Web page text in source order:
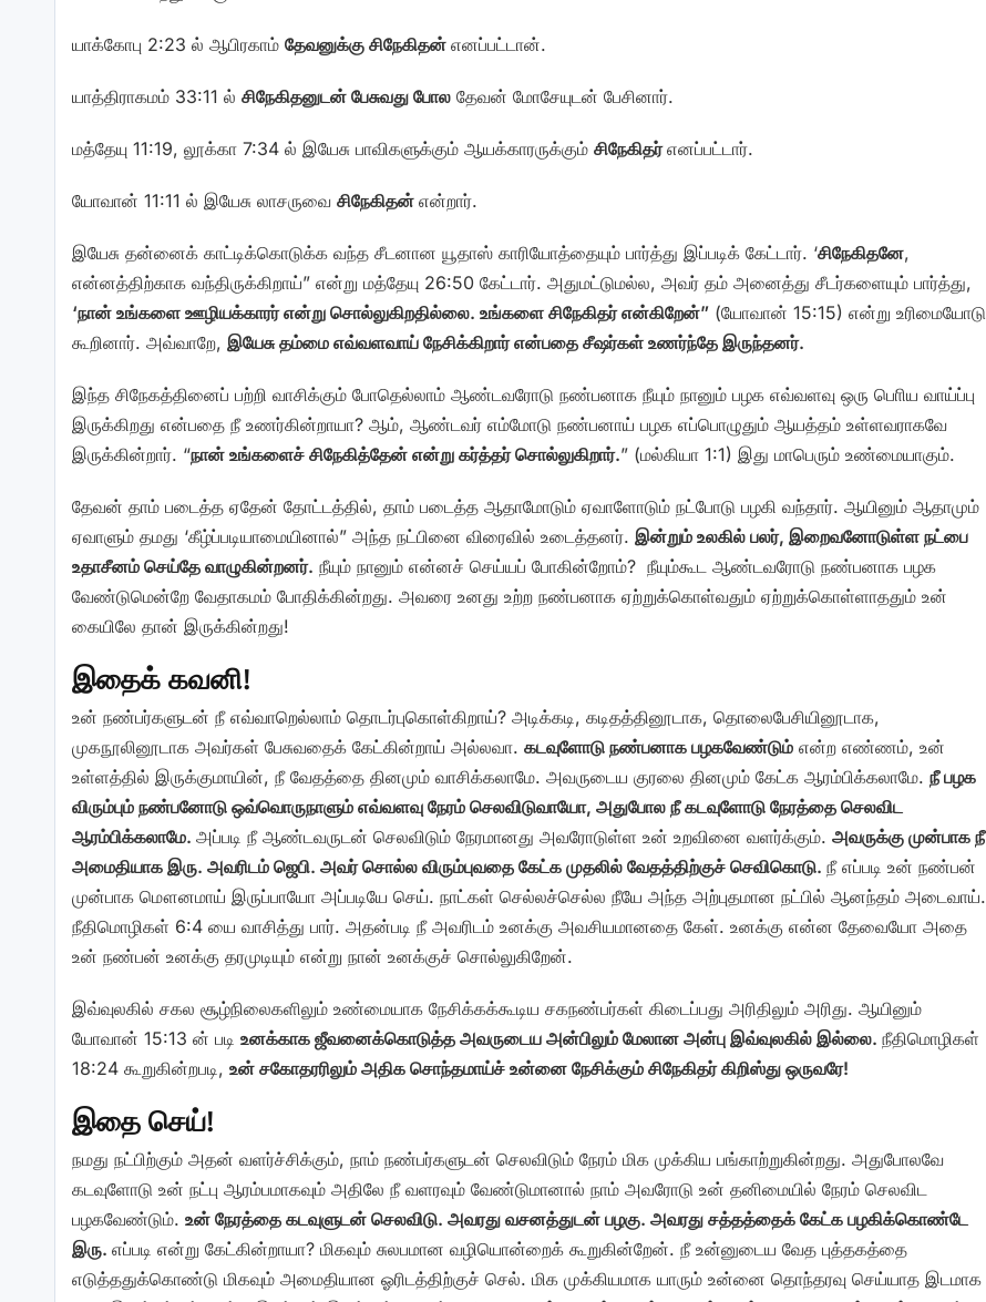
யாக்கோபு 2:23 ல் ஆபிரகாம் தேவனுக்கு சிநேகிதன் எனப்பட்டான்.
யாத்திராகமம் 33:11 ல் சிநேகிதனுடன் பேசுவது போல தேவன் மோசேயுடன் பேசினார்.
மத்தேயு 11:19, லூக்கா 7:34 ல் இயேசு பாவிகளுக்கும் ஆயக்காரருக்கும் சிநேகிதர்எனப்பட்டார்.
யோவான் 11:11 ல் இயேசு லாசருவை சிநேகிதன் என்றார்.
இயேசு தன்னைக் காட்டிக்கொடுக்க வந்த சீடனான யூதாஸ் காரியோத்தையும் பார்த்து இப்படிக் கேட்டார். ‘சிநேகிதனே,
என்னத்திற்காக வந்திருக்கிறாய்” என்று மத்தேயு 26:50 கேட்டார். அதுமட்டுமல்ல, அவர் தம் அனைத்து சீடர்களையும் பார்த்து,
‘நான் உங்களை ஊழியக்காரர் என்று சொல்லுகிறதில்லை. உங்களை சிநேகிதர் என்கிறேன்” (யோவான் 15:15) என்று உரிமையோடு
கூறினார். அவ்வாறே, இயேசு தம்மை எவ்வளவாய் நேசிக்கிறார் என்பதை சீஷர்கள் உணர்ந்தே இருந்தனர்.
இந்த சிநேகத்தினைப் பற்றி வாசிக்கும் போதெல்லாம் ஆண்டவரோடு நண்பனாக நீயும் நானும் பழக எவ்வளவு ஒரு பொிய வாய்ப்பு
இருக்கிறது என்பதை நீ உணர்கின்றாயா? ஆம், ஆண்டவர் எம்மோடு நண்பனாய் பழக எப்பொழுதும் ஆயத்தம் உள்ளவராகவே
இருக்கின்றார். “நான் உங்களைச் சிநேகித்தேன் என்று கர்த்தர் சொல்லுகிறார்.” (மல்கியா 1:1) இது மாபெரும் உண்மையாகும்.
தேவன் தாம் படைத்த ஏதேன் தோட்டத்தில், தாம் படைத்த ஆதாமோடும் ஏவாளோடும் நட்போடு பழகி வந்தார். ஆயினும் ஆதாமும்
ஏவாளும் தமது ‘கீழ்ப்படியாமையினால்” அந்த நட்பினை விரைவில் உடைத்தனர். இன்றும் உலகில் பலர், இறைவனோடுள்ள நட்பை
உதாசீனம் செய்தே வாழுகின்றனர். நீயும் நானும் என்னச் செய்யப் போகின்றோம்? நீயும்கூட ஆண்டவரோடு நண்பனாக பழக
வேண்டுமென்றே வேதாகமம் போதிக்கின்றது. அவரை உனது உற்ற நண்பனாக ஏற்றுக்கொள்வதும் ஏற்றுக்கொள்ளாததும் உன்
கையிலே தான் இருக்கின்றது!
இதைக் கவனி!
உன் நண்பர்களுடன் நீ எவ்வாறெல்லாம் தொடர்புகொள்கிறாய்? அடிக்கடி, கடிதத்தினூடாக, தொலைபேசியினூடாக,
முகநூலினூடாக அவர்கள் பேசுவதைக் கேட்கின்றாய் அல்லவா. கடவுளோடு நண்பனாக பழகவேண்டும் என்ற எண்ணம், உன்
உள்ளத்தில் இருக்குமாயின், நீ வேதத்தை தினமும் வாசிக்கலாமே. அவருடைய குரலை தினமும் கேட்க ஆரம்பிக்கலாமே. நீ பழக
விரும்பும் நண்பனோடு ஒவ்வொருநாளும் எவ்வளவு நேரம் செலவிடுவாயோ, அதுபோல நீ கடவுளோடு நேரத்தை செலவிட
ஆரம்பிக்கலாமே. அப்படி நீ ஆண்டவருடன் செலவிடும் நேரமானது அவரோடுள்ள உன் உறவினை வளர்க்கும். அவருக்கு முன்பாக நீ
அமைதியாக இரு. அவரிடம் ஜெபி. அவர் சொல்ல விரும்புவதை கேட்க முதலில் வேதத்திற்குச் செவிகொடு. நீ எப்படி உன் நண்பன்
முன்பாக மௌனமாய் இருப்பாயோ அப்படியே செய். நாட்கள் செல்லச்செல்ல நீயே அந்த அற்புதமான நட்பில் ஆனந்தம் அடைவாய்.
நீதிமொழிகள் 6:4 யை வாசித்து பார். அதன்படி நீ அவரிடம் உனக்கு அவசியமானதை கேள். உனக்கு என்ன தேவையோ அதை
உன் நண்பன் உனக்கு தரமுடியும் என்று நான் உனக்குச் சொல்லுகிறேன்.
இவ்வுலகில் சகல சூழ்நிலைகளிலும் உண்மையாக நேசிக்கக்கூடிய சகநண்பர்கள் கிடைப்பது அரிதிலும் அரிது. ஆயினும்
யோவான் 15:13 ன் படி உனக்காக ஜீவனைக்கொடுத்த அவருடைய அன்பிலும் மேலான அன்பு இவ்வுலகில் இல்லை. நீதிமொழிகள்
18:24 கூறுகின்றபடி, உன் சகோதரரிலும் அதிக சொந்தமாய்ச் உன்னை நேசிக்கும் சிநேகிதர் கிறிஸ்து ஒருவரே!
இதை செய்!
நமது நட்பிற்கும் அதன் வளர்ச்சிக்கும், நாம் நண்பர்களுடன் செலவிடும் நேரம் மிக முக்கிய பங்காற்றுகின்றது. அதுபோலவே
கடவுளோடு உன் நட்பு ஆரம்பமாகவும் அதிலே நீ வளரவும் வேண்டுமானால் நாம் அவரோடு உன் தனிமையில் நேரம் செலவிட
பழகவேண்டும். உன் நேரத்தை கடவுளுடன் செலவிடு. அவரது வசனத்துடன் பழகு. அவரது சத்தத்தைக் கேட்க பழகிக்கொண்டே
இரு. எப்படி என்று கேட்கின்றாயா? மிகவும் சுலபமான வழியொன்றைக் கூறுகின்றேன். நீ உன்னுடைய வேத புத்தகத்தை
எடுத்ததுக்கொண்டு மிகவும் அமைதியான ஓரிடத்திற்குச் செல். மிக முக்கியமாக யாரும் உன்னை தொந்தரவு செய்யாத இடமாக